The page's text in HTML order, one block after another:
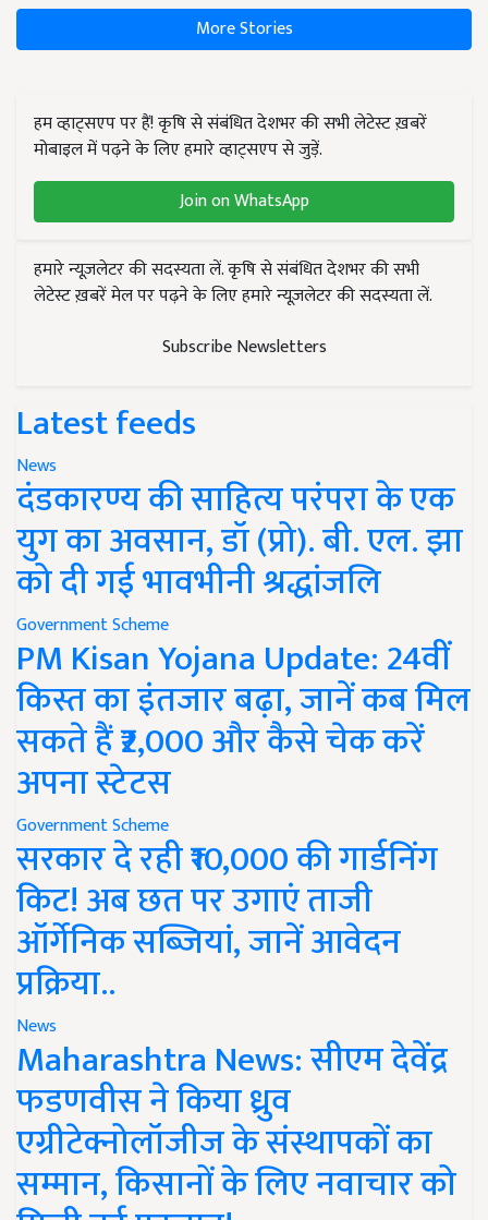
More Stories
हम व्हाट्सएप पर हैं! कृषि से संबंधित देशभर की सभी लेटेस्ट ख़बरें
मोबाइल में पढ़ने के लिए हमारे व्हाट्सएप से जुड़ें.
Join on WhatsApp
हमारे न्यूज़लेटर की सदस्यता लें. कृषि से संबंधित देशभर की सभी
लेटेस्ट ख़बरें मेल पर पढ़ने के लिए हमारे न्यूज़लेटर की सदस्यता लें.
Subscribe Newsletters
Latest feeds
News
दंडकारण्य की साहित्य परंपरा के एक
युग का अवसान, डॉ (प्रो). बी. एल. झा
को दी गई भावभीनी श्रद्धांजलि
Government Scheme
PM Kisan Yojana Update: 24वीं
किस्त का इंतजार बढ़ा, जानें कब मिल
सकते हैं ₹2,000 और कैसे चेक करें
अपना स्टेटस
Government Scheme
सरकार दे रही ₹10,000 की गार्डनिंग
किट! अब छत पर उगाएं ताजी
ऑर्गेनिक सब्जियां, जानें आवेदन
प्रक्रिया..
News
Maharashtra News: सीएम देवेंद्र
फडणवीस ने किया ध्रुव
एग्रीटेक्नोलॉजीज के संस्थापकों का
सम्मान, किसानों के लिए नवाचार को